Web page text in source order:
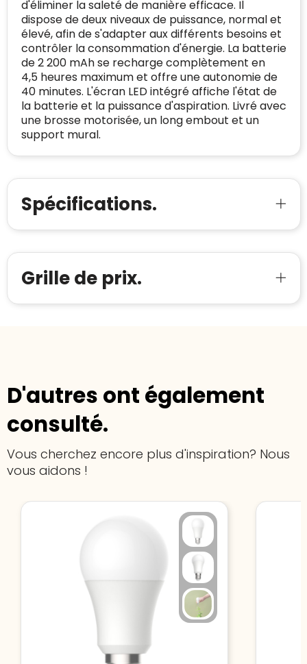
d'éliminer la saleté de manière efficace. Il
dispose de deux niveaux de puissance, normal et
élevé, afin de s'adapter aux différents besoins et
contrôler la consommation d'énergie. La batterie
de 2 200 mAh se recharge complètement en
4,5 heures maximum et offre une autonomie de
40 minutes. L'écran LED intégré affiche l'état de
la batterie et la puissance d'aspiration. Livré avec
une brosse motorisée, un long embout et un
support mural.
Spécifications.
Grille de prix.
D'autres ont également
consulté.
Vous cherchez encore plus d'inspiration? Nous
vous aidons !
onafhankelijk geverifieerd.
CONTACTGEGEVENS
Telefoonnummer :+32 479 88 00 36 Geverifieerd
E-
mailadres:
mia@linkkado.be Geverifieerd
BEDRIJFSGEGEVENS
Domein:
Trustindex-certificaat
starten:
Trustindex controleert websites voortdurend
op veiligheidsproblemen.
Safe Browsing:geen probleem
gedetecteerd
Blacklist Geen site op de zwarte lijst
Geldig SSL-certificaat
Spam E-mail is spamvrij
Websites die consequent een hoog niveau
van klanttevredenheid handhaven en
voldoen aan een hoog niveau van
veiligheidsprotocol, kunnen Trustindex-
met vertrouwen!
verkoop met de Trustindex-certificaat.
Meer informatie